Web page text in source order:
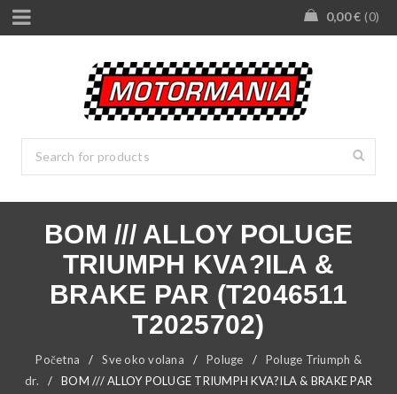
0,00€ 0
BOM /// ALLOY POLUGE
TRIUMPH KVA?ILA &
BRAKE PAR (T2046511
T2025702)
Početna / Sve oko volana / Poluge /
Poluge Triumph &
dr.
/
BOM /// ALLOY POLUGE TRIUMPH KVA?ILA & BRAKE PAR